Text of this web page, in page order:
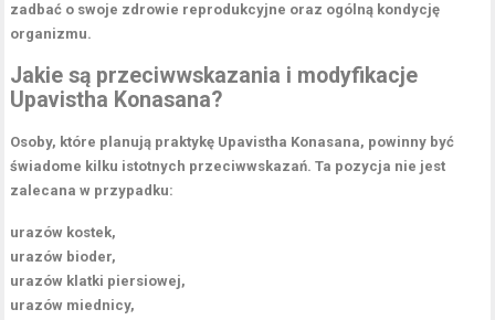
zadbać o swoje zdrowie reprodukcyjne oraz ogólną kondycję
organizmu.
Jakie są przeciwwskazania i modyfikacje
Upavistha Konasana?
Osoby, które planują praktykę Upavistha Konasana, powinny być
świadome kilku istotnych przeciwwskazań. Ta pozycja nie jest
zalecana w przypadku:
urazów kostek,
urazów bioder,
urazów klatki piersiowej,
urazów miednicy,